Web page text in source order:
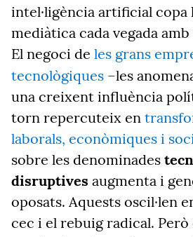
intel·ligència artificial copa
mediàtica cada vegada
El negoci de les grans
tecnològiques –les
una creixent influència
torn repercuteix en
laborals, econòmiques i
sobre les denominades
disruptives augmenta i
oposats. Aquests oscil·len
cec i el rebuig radical. Però